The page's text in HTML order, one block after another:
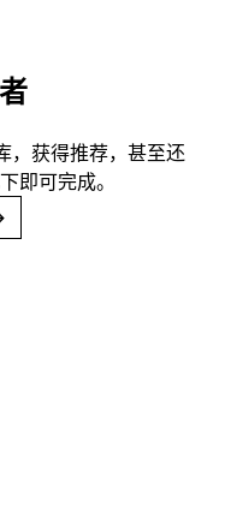
，获得推荐，甚至还
可完成。